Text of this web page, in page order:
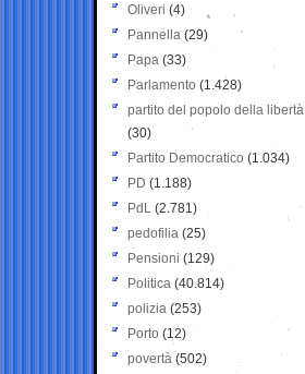
Oliveri (4)
Pannella (29)
Papa (33)
Parlamento (1.428)
partito del popolo della libertà
(30)
Partito Democratico (1.034)
PD (1.188)
PdL (2.781)
pedofilia (25)
Pensioni (129)
Politica (40.814)
polizia (253)
Porto (12)
povertà (502)